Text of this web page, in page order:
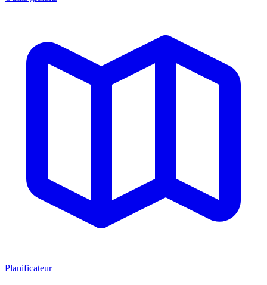
Planificateur